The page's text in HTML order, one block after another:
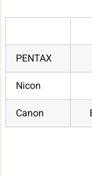
PENTAX
Nicon
Canon